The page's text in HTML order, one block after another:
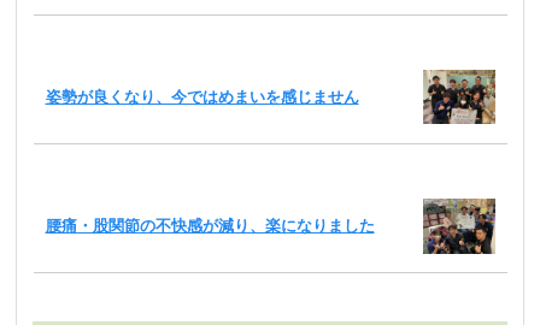
姿勢が良くなり、今ではめまいを感じません
腰痛・股関節の不快感が減り、楽になりました